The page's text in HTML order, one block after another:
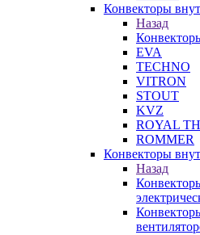
Конвекторы
Назад
EVA
TECHNO
VITRON
STOUT
KVZ
ROYAL
ROMMER
Конвекторы
Назад